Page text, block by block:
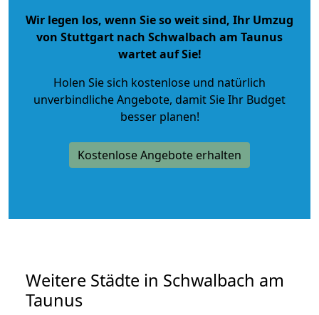
Wir legen los, wenn Sie so weit sind, Ihr Umzug
von Stuttgart nach Schwalbach am Taunus
wartet auf Sie!
Holen Sie sich kostenlose und natürlich
unverbindliche Angebote, damit Sie Ihr Budget
besser planen!
Kostenlose Angebote erhalten
Weitere Städte in Schwalbach am
Taunus